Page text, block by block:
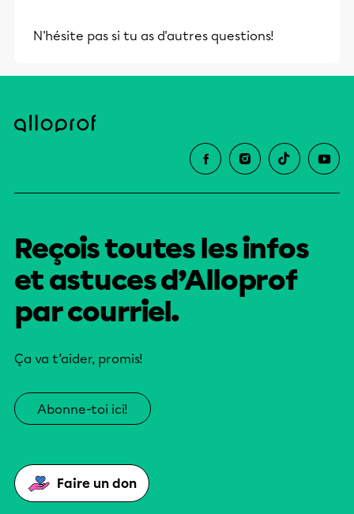
N'hésite pas si tu as d'autres questions!
Reçois toutes les infos
et astuces d’Alloprof
par courriel.
Ça va t’aider, promis!
Abonne-toi ici!
Faire un don